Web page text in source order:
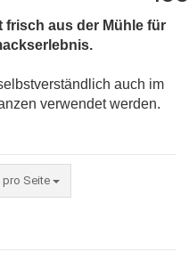
frisch aus der Mühle für
auch im
verwendet werden.
pro Seite
Seite